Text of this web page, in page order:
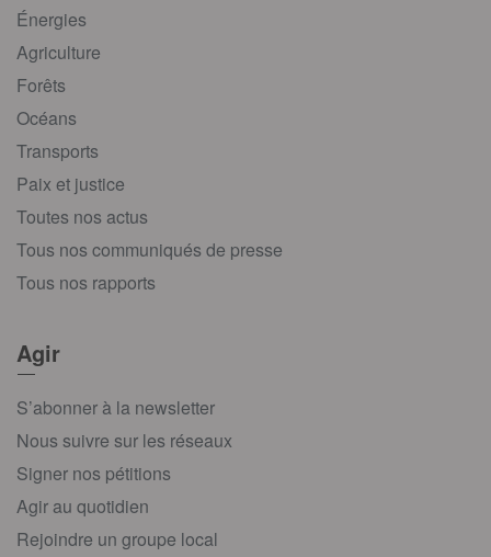
Énergies
Agriculture
Forêts
Océans
Transports
Paix et justice
Toutes nos actus
Tous nos communiqués de presse
Tous nos rapports
Agir
S’abonner à la newsletter
Nous suivre sur les réseaux
Signer nos pétitions
Agir au quotidien
Rejoindre un groupe local